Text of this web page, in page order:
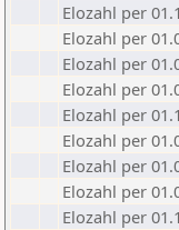
Elozahl per
Elozahl per
Elozahl per
Elozahl per
Elozahl per
Elozahl per
Elozahl per
Elozahl per
Elozahl per